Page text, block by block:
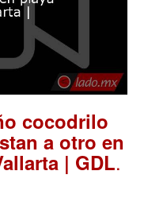
cocodrilo
a otro en
| GDL.